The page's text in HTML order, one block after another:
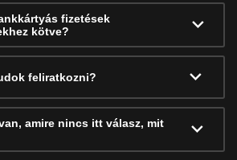
fizetések
kötve?
feliratkozni?
amire nincs itt válasz, mit